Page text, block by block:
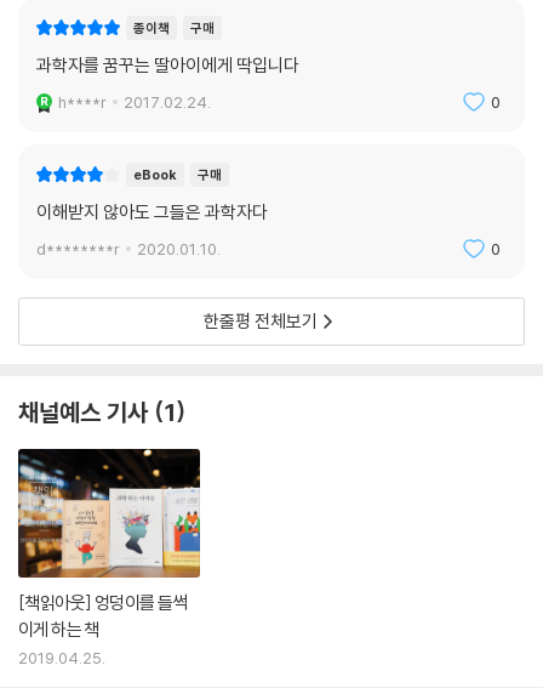
종이책 구매
과학자를 꿈꾸는 딸아이에게 딱입니다
h****r 2017.02.24. 0
eBook 구매
이해받지 않아도 그들은 과학자다
d********r 2020.01.10. 0
한줄평 전체보기
채널예스 기사 1
[책읽아웃] 엉덩이를 들썩
이게 하는 책
2019.04.25.